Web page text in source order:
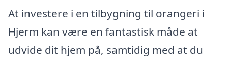
At investere i en tilbygning til orangeri i
Hjerm kan være en fantastisk måde at
udvide dit hjem på, samtidig med at du